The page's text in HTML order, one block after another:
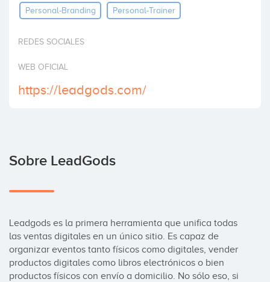
Invertir
Personal-Branding Personal-Trainer
REDES SOCIALES
WEB OFICIAL
https://leadgods.com/
Sobre LeadGods
Leadgods es la primera herramienta que unifica todas
las ventas digitales en un único sitio. Es capaz de
organizar eventos tanto físicos como digitales, vender
productos digitales como libros electrónicos o bien
productos físicos con envío a domicilio. No sólo eso, si